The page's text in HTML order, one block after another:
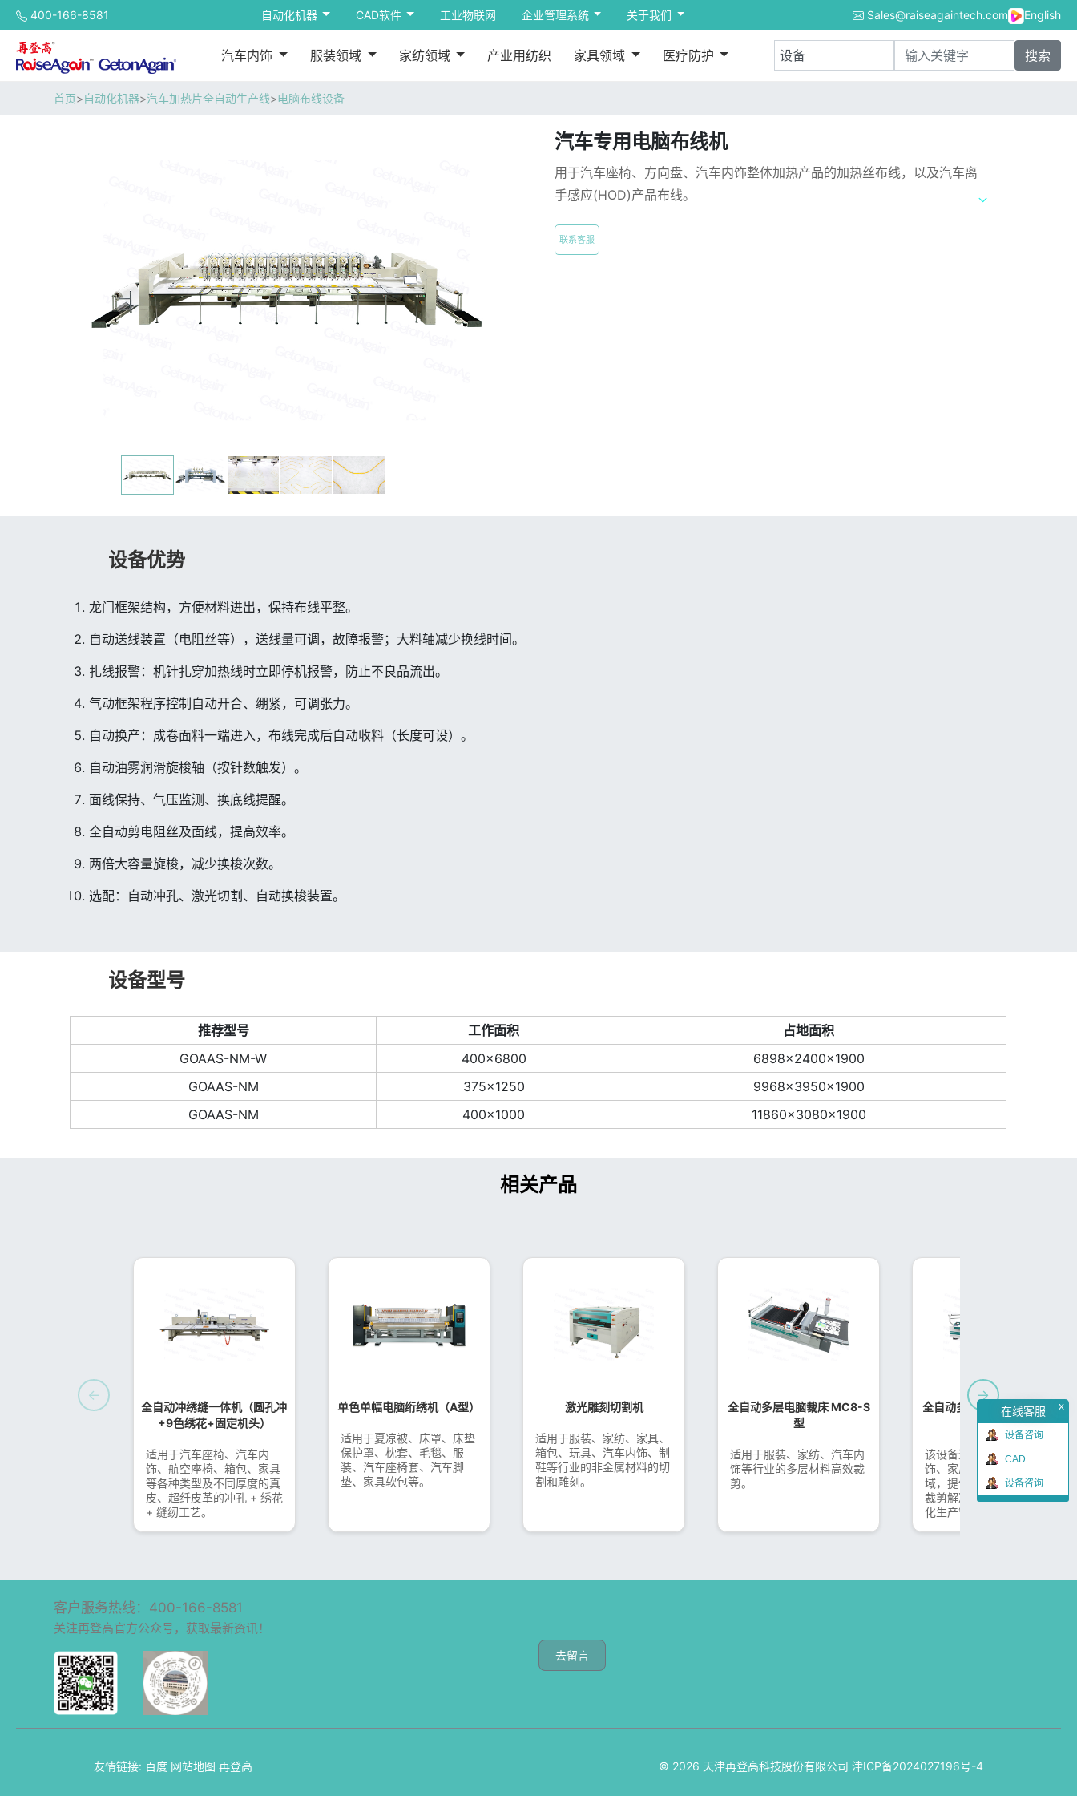
在线客服 x
设备咨询
CAD
设备咨询
400-166-8581 自动化机器 CAD软件 工业物联网 企业管理系统 关于我们 Sales@raiseagaintech.com English
汽车内饰 服装领域 家纺领域 产业用纺织 家具领域 医疗防护
首页>自动化机器>汽车加热片全自动生产线>电脑布线设备
汽车专用电脑布线机
用于汽车座椅、方向盘、汽车内饰整体加热产品的加热丝布线，以及汽车离
手感应(HOD)产品布线。
联系客服
设备优势
龙门框架结构，方便材料进出，保持布线平整。
自动送线装置（电阻丝等），送线量可调，故障报警；大料轴减少换线时间。
扎线报警：机针扎穿加热线时立即停机报警，防止不良品流出。
气动框架程序控制自动开合、绷紧，可调张力。
自动换产：成卷面料一端进入，布线完成后自动收料（长度可设）。
自动油雾润滑旋梭轴（按针数触发）。
面线保持、气压监测、换底线提醒。
全自动剪电阻丝及面线，提高效率。
两倍大容量旋梭，减少换梭次数。
选配：自动冲孔、激光切割、自动换梭装置。
设备型号
推荐型号 工作面积
占地面积
GOAAS-NM-W
400×6800
6898×2400×1900
GOAAS-NM
375×1250
9968×3950×1900
GOAAS-NM
400×1000 11860×3080×1900
相关产品
←
全自动冲绣缝一体机（圆孔冲
+9色绣花+固定机头）
适用于汽车座椅、汽车内
饰、航空座椅、箱包、家具
等各种类型及不同厚度的真
皮、超纤皮革的冲孔 + 绣花
+ 缝纫工艺。
单色单幅电脑绗绣机（A型）
适用于夏凉被、床罩、床垫
保护罩、枕套、毛毯、服
装、汽车座椅套、汽车脚
垫、家具软包等。
激光雕刻切割机
适用于服装、家纺、家具、
箱包、玩具、汽车内饰、制
鞋等行业的非金属材料的切
割和雕刻。
全自动多层电脑裁床 MC8-S
型
适用于服装、家纺、汽车内
饰等行业的多层材料高效裁
剪。
全自动多层电脑裁床 MC8-E
型
该设备适用于服装、汽车内
饰、家居用品和工业生产领
域，提供高精度、高速度的
裁剪解决方案，并支持智能
化生产管理。
→
客户服务热线：400-166-8581
关注再登高官方公众号，获取最新资讯！
去留言
友情链接: 百度 网站地图 再登高 © 2026 天津再登高科技股份有限公司 津ICP备2024027196号-4